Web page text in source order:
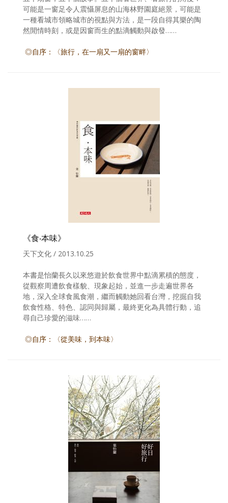
可能是一窗足令人震懾屏息的山海林野園庭絕景，可能是
一種看城市領略城市的視點與方法，是一段自得其樂的陶
然閒情時刻，或是因窗而生的點滴觸動與啟發……
◎自序：〈旅行，在一扇又一扇的窗畔〉
《食‧本味》
天下文化 / 2013.10.25
本書是怡蘭長久以來悠遊於飲食世界中點滴累積的態度，
從觀察周遭飲食樣貌、現象起始，並進一步走遍世界各
地，深入全球食風食潮，繼而觸動她回看台灣，挖掘自我
飲食性格、特色、認同與歸屬，最終更化為具體行動，追
尋自己珍愛的滋味……
◎自序：〈從美味，到本味〉